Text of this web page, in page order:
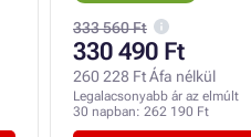
333 560 Ft
330 490 Ft
260 228 Ft Áfa nélkül
Legalacsonyabb ár az elmúlt
30 napban: 262 190 Ft